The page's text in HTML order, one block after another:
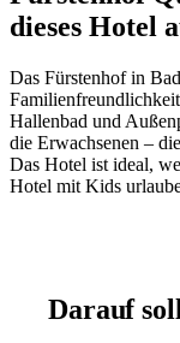
dieses Hotel
Das Fürstenhof in
Hallenbad und
die Erwachsenen –
Das Hotel ist ideal,
Hotel mit Kids
Darauf